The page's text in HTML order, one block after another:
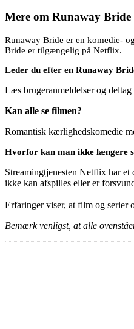
Mere om Runaway Bride
Runaway Bride er en komedie-
Bride er tilgængelig på Netflix.
Leder du efter en Runaway
Læs brugeranmeldelser og
Kan alle se filmen?
Romantisk kærlighedskomedie
Hvorfor kan man ikke længere
Streamingtjenesten Netflix har
ikke kan afspilles eller er
Erfaringer viser, at film og serier
Bemærk venligst, at alle